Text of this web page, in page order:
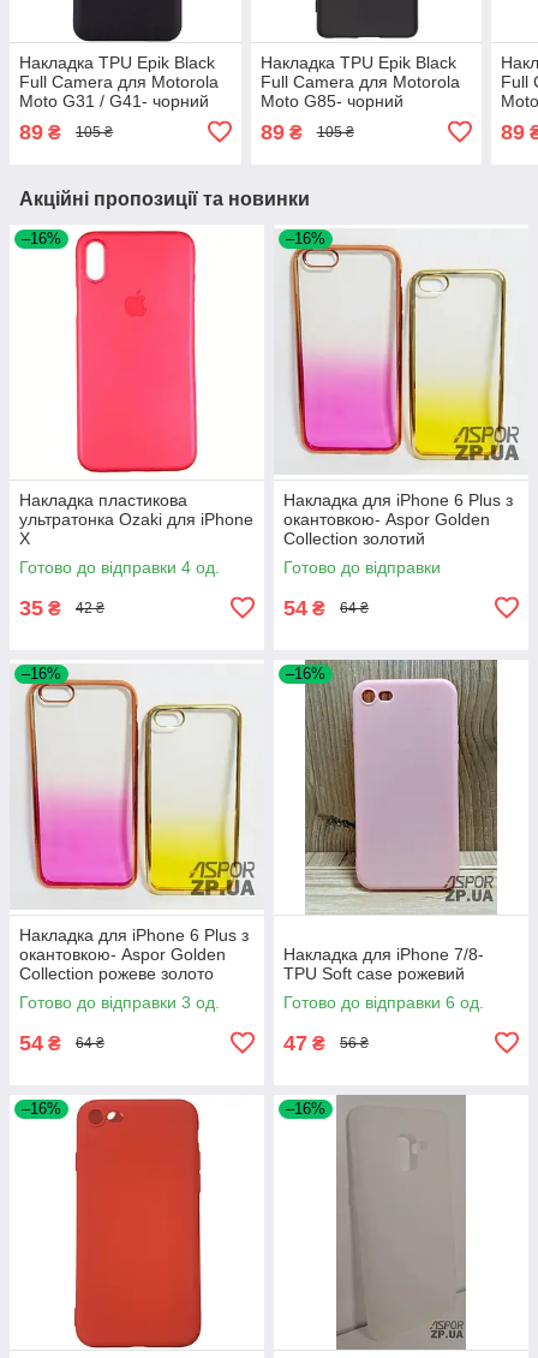
Накладка TPU Epik Black
Full Camera для Motorola
Moto G31 / G41- чорний
89 ₴ 105 ₴
Накладка TPU Epik Black
Full Camera для Motorola
Moto G85- чорний
89₴ 105 ₴
Full
89
Акційні пропозиції та новинки
–16%
Накладка пластикова
ультратонка Ozaki для iPhone
X
Готово до відправки 4 од.
35 ₴ 42 ₴
–16%
Накладка для iPhone 6 Plus з
окантовкою- Aspor Golden
Collection золотий
Готово до відправки
54 ₴ 64 ₴
–16%
Накладка для iPhone 6 Plus з
окантовкою- Aspor Golden
Collection рожеве золото
Готово до відправки 3 од.
54 ₴ 64 ₴
–16%
Накладка для iPhone 7/8-
TPU Soft case рожевий
Готово до відправки 6 од.
47 ₴ 56 ₴
–16% –16%